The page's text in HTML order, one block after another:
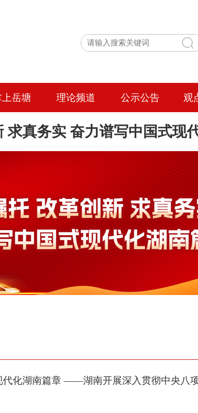
上岳塘 理论频道 公示公告 观
求真务实 奋力谱写中国式现
代化湖南篇章 ——湖南开展深入贯彻中央八